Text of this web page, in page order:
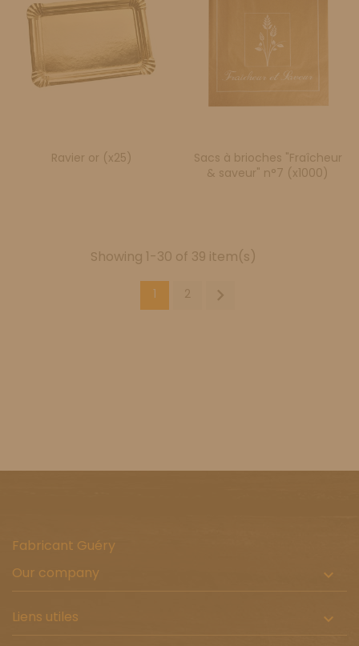
Ravier or (x25)
Sacs à brioches "Fraîcheur
& saveur" n°7 (x1000)
Showing 1-30 of 39 item(s)
1 2 
Fabricant Guéry
Our company

Liens utiles 